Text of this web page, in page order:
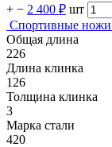
+ − 2 400 ₽ шт
Спортивные
Общая длина
226
Длина клинка
126
Толщина клинка
3
Марка стали
420